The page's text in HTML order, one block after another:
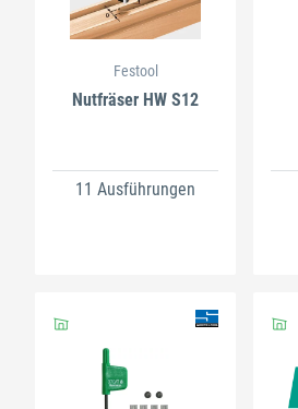
Festool
Nutfräser HW S12
11 Ausführungen